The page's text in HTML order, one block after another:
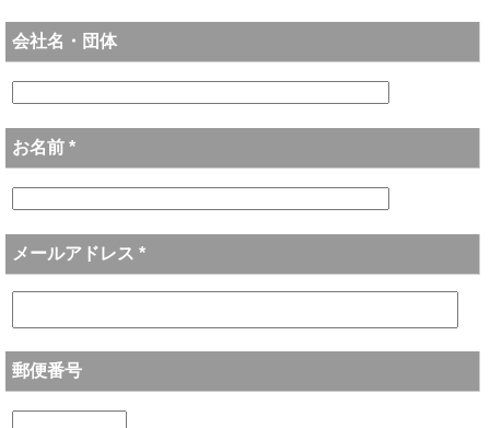
会社名・団体
お名前 *
メールアドレス *
郵便番号